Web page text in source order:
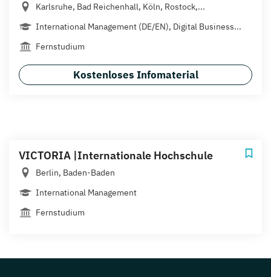
Karlsruhe, Bad Reichenhall, Köln, Rostock,...
International Management (DE/EN), Digital Business...
Fernstudium
Kostenloses Infomaterial
VICTORIA |Internationale Hochschule
Berlin, Baden-Baden
International Management
Fernstudium